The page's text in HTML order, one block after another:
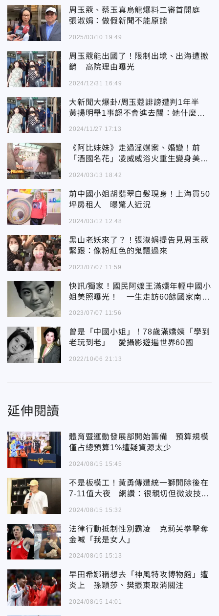
周玉蔻、蔡玉真烏龍爆料二審首開庭
張淑娟：做假新聞不能原諒
2025/03/10 19:49
周玉蔻能出國了！限制出境、出海遭撤
銷 高院理由曝光
2024/12/31 16:49
大新聞大爆卦/周玉蔻誹謗遭判1年半
黃揚明舉1事認不會進去關：她什麼都
2024/11/27 17:13
《阿比妹妹》走過淫媒案、婚變！前
「酒國名花」凌威威浴火重生變身美術
2024/03/13 18:42
前中國小姐胡翡翠白髮現身！上海買50
坪房租人 曝驚人近況
2024/03/12 12:48
黑山老妖來了？！張淑娟提告見周玉蔻
緊跟：像粉紅色的鬼飄過來
2023/07/07 11:59
快訊/獨家！國民阿嬤王滿嬌年輕中國小
姐美照曝光！ 一生走訪60餘國家南北
2023/07/07 11:56
曾是「中國小姐」！78歲滿嬌姨「學到
老玩到老」 愛攝影遊遍世界60國
2022/10/06 21:13
延伸閱讀
體育暨運動發展部開始籌備 預算規模
僅占總預算1%遭疑資源太少
2024/08/15 15:45
不是板模工！黃勇傳遭統一獅開除後在
7-11值大夜 網讚：很親切但微波技術
2024/08/15 15:32
法律行動抵制性別霸凌 克莉芙拳擊奪
金喊「我是女人」
2024/08/15 15:13
早田希娜稱想去「神風特攻博物館」遭
炎上 孫穎莎、樊振東取消關注
2024/08/15 14:01